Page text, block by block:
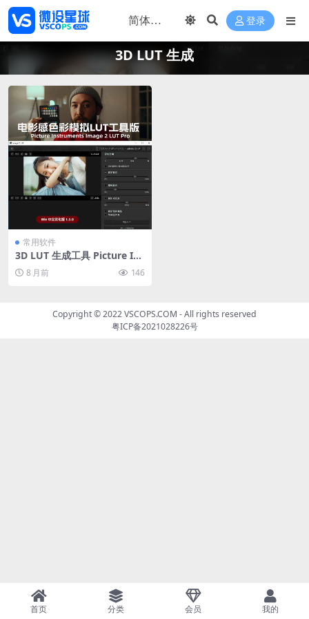
登录
3D LUT 生成
常用软件
3D LUT 生成工具 Picture Ins
truments Image 2 LUT Pro
下载好莱坞电影调色仿色神器
8 月前 146
Copyright © 2022VSCOPS.COM - All rights reserved
粤ICP备2021028226号
首页 分类 会员 我的